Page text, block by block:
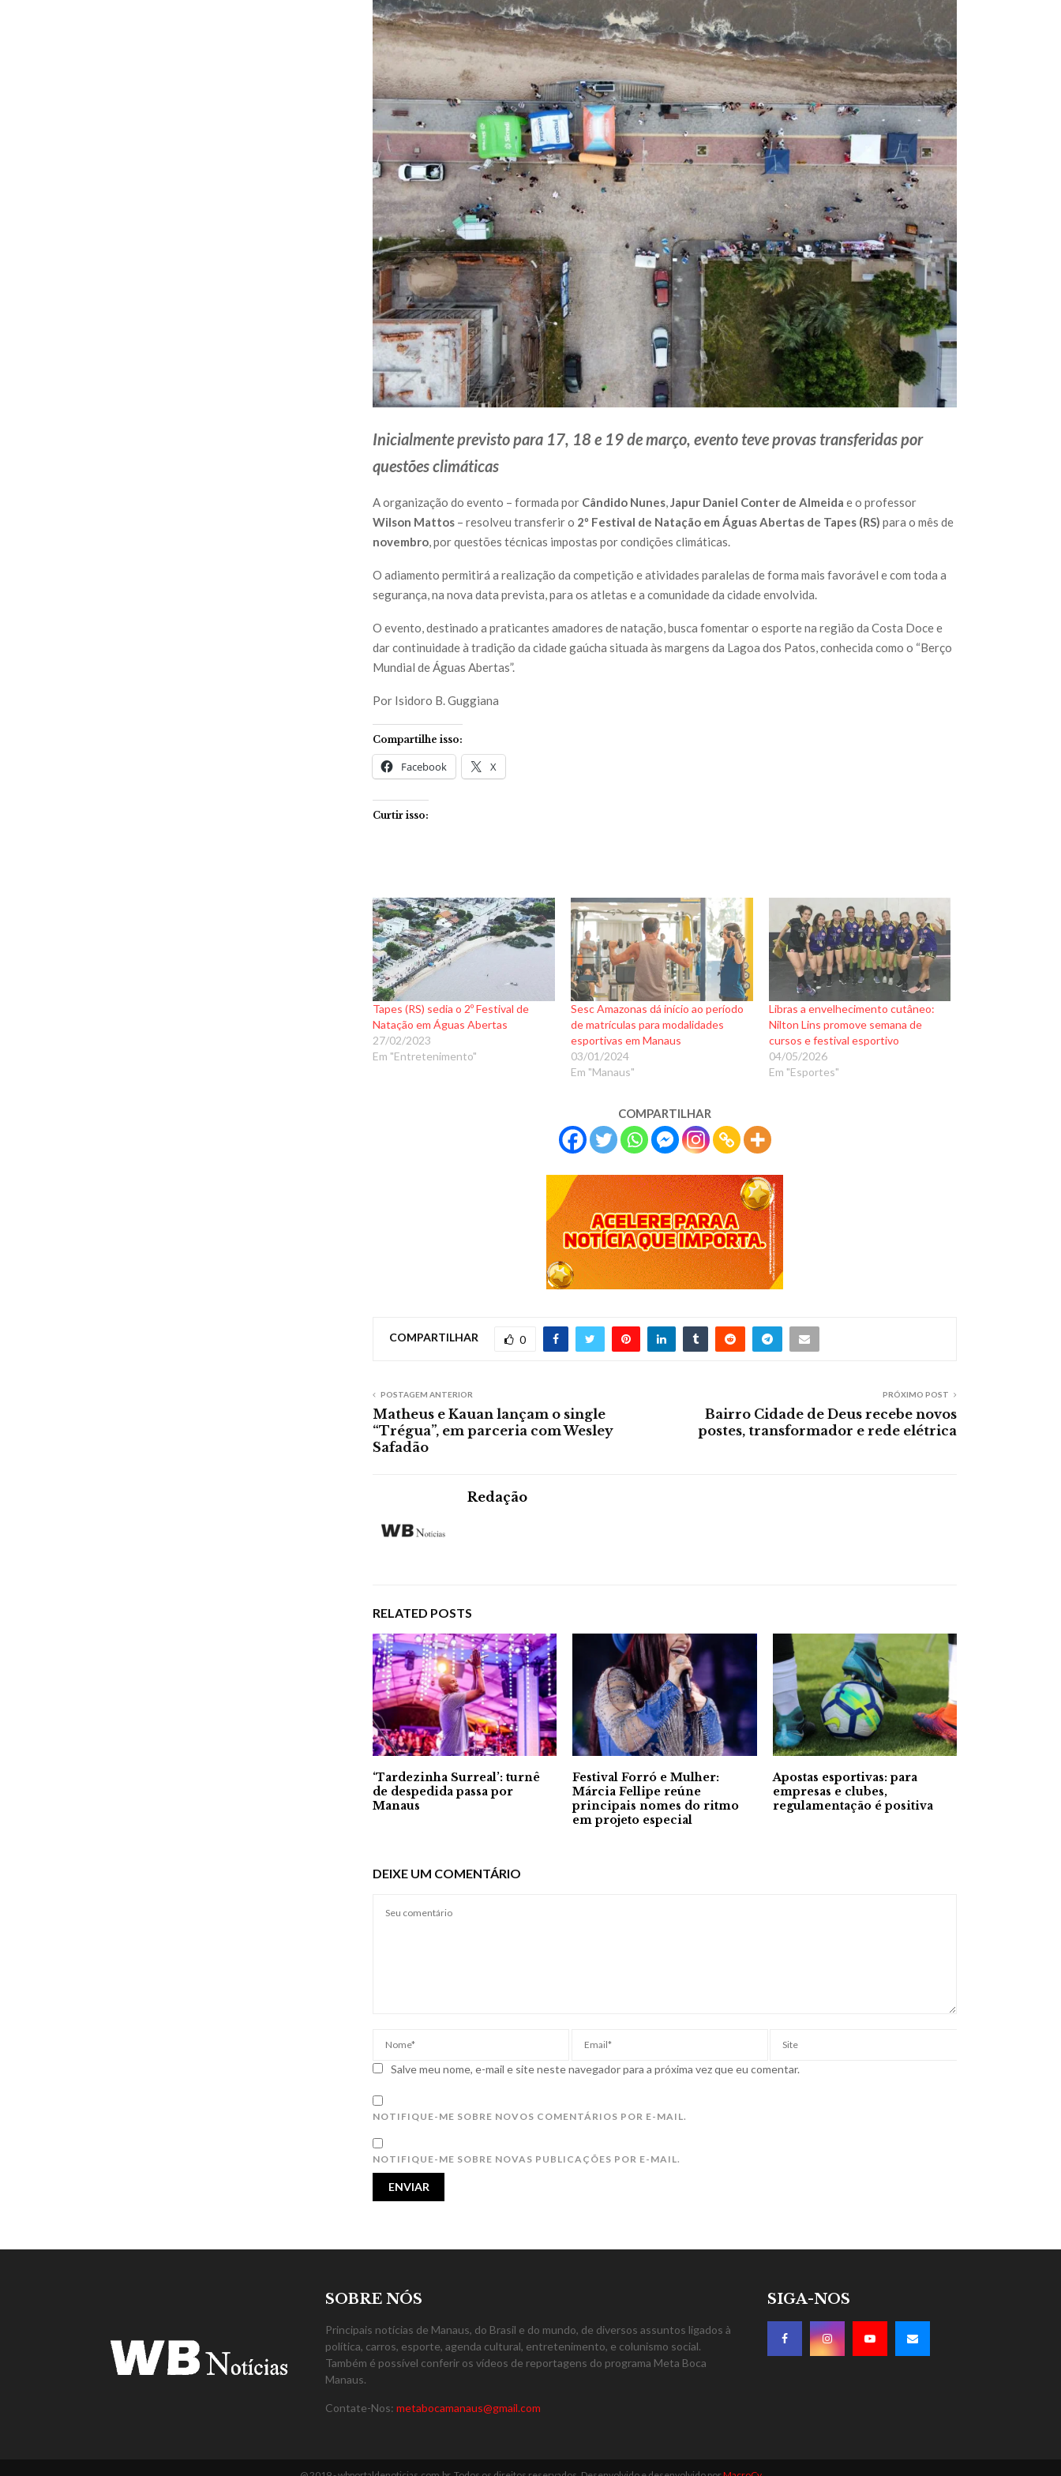
Inicialmente previsto para 17, 18 e 19 de março, evento teve provas transferidas por
questões climáticas
A organização do evento – formada por Cândido Nunes Japur Daniel Conter de Almeida e o professor
Wilson Mattos – resolveu transferir o 2º Festival de Natação em Águas Abertas de Tapes (RS) para o mês de
novembro , por questões técnicas impostas por condições climáticas.
O adiamento permitirá a realização da competição e atividades paralelas de forma mais favorável e com toda a
segurança, na nova data prevista, para os atletas e a comunidade da cidade envolvida.
O evento, destinado a praticantes amadores de natação, busca fomentar o esporte na região da Costa Doce e
dar continuidade à tradição da cidade gaúcha situada às margens da Lagoa dos Patos, conhecida como o “Berço
Mundial de Águas Abertas”.
Por Isidoro B. Guggiana
Compartilhe isso:
Facebook X
Curtir isso:
Tapes (RS) sedia o 2º Festival de
Natação em Águas Abertas
27/02/2023
Em "Entretenimento"
Sesc Amazonas dá início ao período
de matrículas para modalidades
esportivas em Manaus
03/01/2024
Em "Manaus"
Libras a envelhecimento cutâneo:
Nilton Lins promove semana de
cursos e festival esportivo
04/05/2026
Em "Esportes"
COMPARTILHAR
COMPARTILHAR 0
POSTAGEM ANTERIOR
Matheus e Kauan lançam o single
“Trégua”, em parceria com Wesley
Safadão
PRÓXIMO POST
Bairro Cidade de Deus recebe novos
postes, transformador e rede elétrica
Redação
RELATED POSTS
‘Tardezinha Surreal’: turnê
de despedida passa por
Manaus
Festival Forró e Mulher:
Márcia Fellipe reúne
principais nomes do ritmo
em projeto especial
Apostas esportivas: para
empresas e clubes,
regulamentação é positiva
DEIXE UM COMENTÁRIO
Salve meu nome, e-mail e site neste navegador para a próxima vez que eu comentar.
NOTIFIQUE-ME SOBRE NOVOS COMENTÁRIOS POR E-MAIL.
NOTIFIQUE-ME SOBRE NOVAS PUBLICAÇÕES POR E-MAIL.
SOBRE NÓS
Principais notícias de Manaus, do Brasil e do mundo, de diversos assuntos ligados à
política, carros, esporte, agenda cultural, entretenimento, e colunismo social.
Também é possível conferir os vídeos de reportagens do programa Meta Boca
Manaus.
Contate-Nos: metabocamanaus@gmail.com
SIGA-NOS